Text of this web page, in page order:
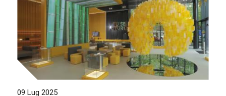
09 Lug 2025